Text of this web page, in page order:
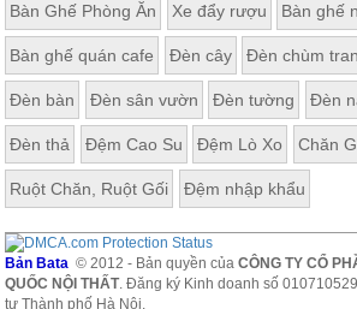
Bàn Ghế Phòng Ăn Xe đẩy rượu Bàn ghế
Bàn ghế quán cafe Đèn cây Đèn chùm
Đèn bàn Đèn sân vườn Đèn tường Đèn
Đèn thả Đệm Cao Su Đệm Lò Xo Chăn
Ruột Chăn, Ruột Gối Đệm nhập khẩu
Bản Bata © 2012 - Bản quyền củaCÔNG TY CỔ
QUỐC NỘI THẤT. Đăng ký Kinh doanh số
tư Thành phố Hà Nội.